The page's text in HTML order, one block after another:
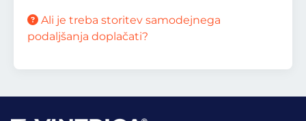
Ali je treba storitev samodejnega
podaljšanja doplačati?